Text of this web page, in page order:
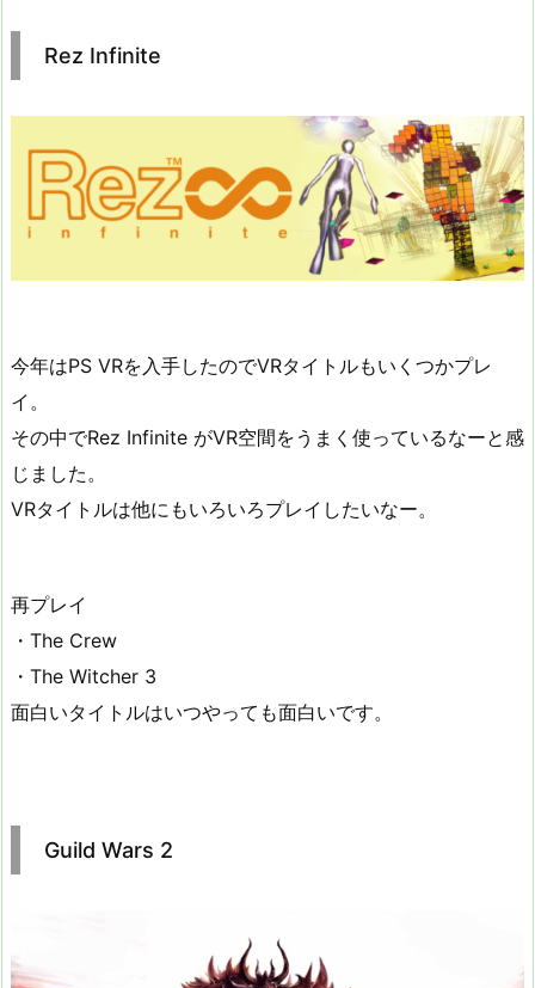
Rez Infinite
今年はPS VRを入手したのでVRタイトルもいくつかプレ
イ。
その中でRez Infinite がVR空間をうまく使っているなーと感
じました。
VRタイトルは他にもいろいろプレイしたいなー。
再プレイ
・The Crew
・The Witcher 3
面白いタイトルはいつやっても面白いです。
Guild Wars 2